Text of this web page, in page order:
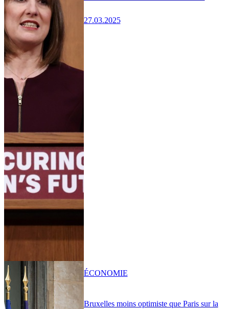
27.03.2025
Bruxelles moins optimiste que Paris sur la
ÉCONOMIE